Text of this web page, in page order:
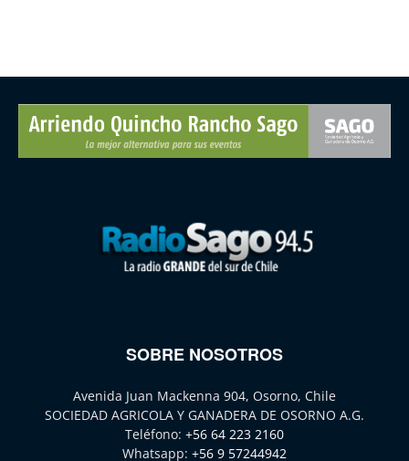
SOBRE NOSOTROS
Avenida Juan Mackenna 904, Osorno, Chile
SOCIEDAD AGRICOLA Y GANADERA DE OSORNO A.G.
Teléfono: +56 64 223 2160
Whatsapp: +56 9 57244942